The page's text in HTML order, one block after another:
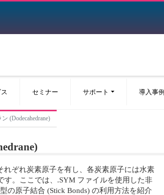
セミナー サポート 導入事例
(Dodecahedrane)
れぞれ炭素原子を有し、各炭素原子には水素
。ここでは、.SYM ファイルを使用した非
の原子結合 (Stick Bonds) の利用方法を紹介